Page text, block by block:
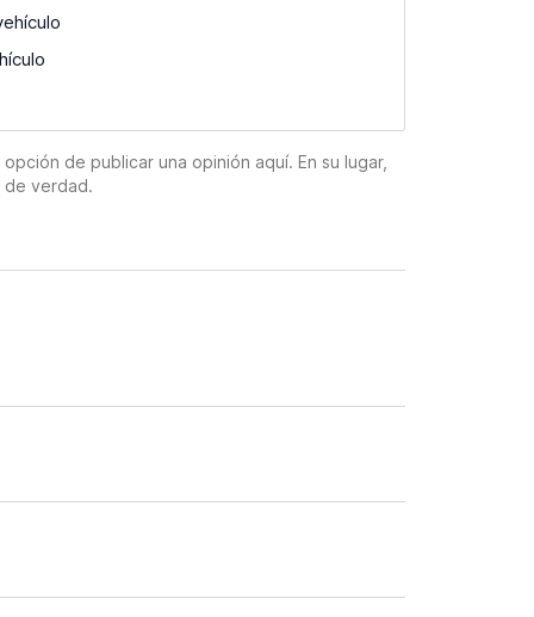
de publicar una opinión aquí. En su lugar,
de verdad.